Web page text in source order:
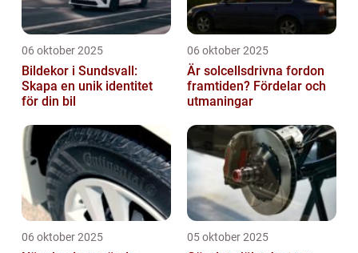
06 oktober 2025
Bildekor i Sundsvall:
Skapa en unik identitet
för din bil
06 oktober 2025
Är solcellsdrivna fordon
framtiden? Fördelar och
utmaningar
06 oktober 2025 05 oktober 2025